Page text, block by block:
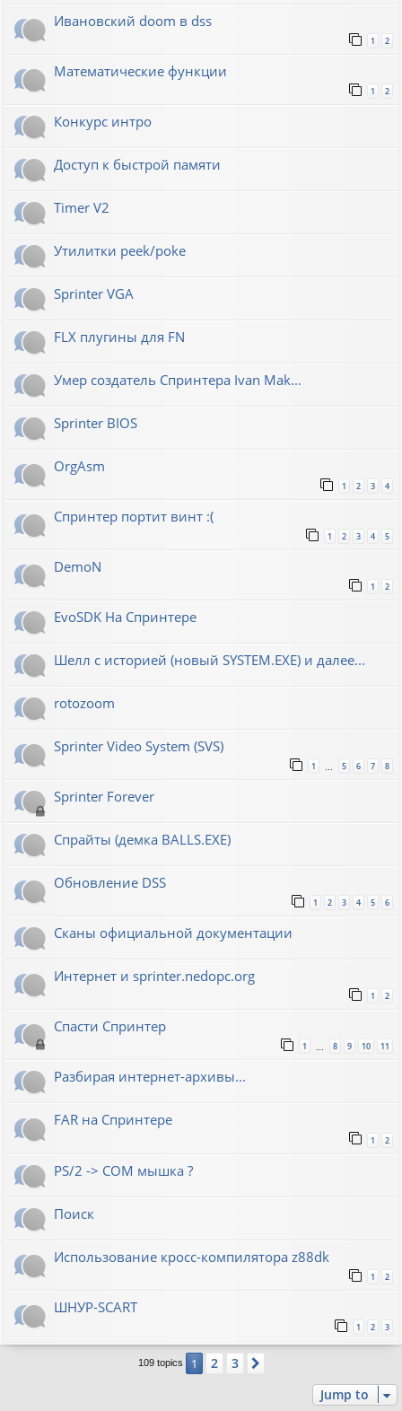
Ивановский doom в dss
1 2
Математические функции
1 2
Конкурс интро
Доступ к быстрой памяти
Timer V2
Утилитки peek/poke
Sprinter VGA
FLX плугины для FN
Умер создатель Спринтера Ivan Mak...
Sprinter BIOS
OrgAsm
1 2 3 4
Спринтер портит винт :(
1 2 3 4 5
DemoN
1 2
EvoSDK На Спринтере
Шелл с историей (новый SYSTEM.EXE) и далее...
rotozoom
Sprinter Video System (SVS)
1 … 5 6 7 8
Sprinter Forever
Спрайты (демка BALLS.EXE)
Обновление DSS
1 2 3 4 5 6
Сканы официальной документации
Интернет и sprinter.nedopc.org
1 2
Спасти Спринтер
1 … 8 9 10 11
Разбирая интернет-архивы...
FAR на Спринтере
1 2
PS/2 -> COM мышка ?
Поиск
Использование кросс-компилятора z88dk
1 2
ШНУР-SCART
1 2 3
109 topics 1 2 3
Jump to